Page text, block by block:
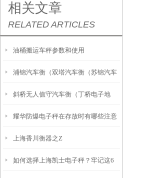
相关文章
RELATED ARTICLES
油桶搬运车秤参数和使用
浦锦汽车衡（双塔汽车衡（苏锦汽车
衡）娄门汽车衡）桃花坞汽车衡维修
斜桥无人值守汽车衡（丁桥电子地
磅）袁花电子汽车衡维修
耀华防爆电子秤在存放时有哪些注意
事项？
上海香川衡器之Z
如何选择上海凯士电子秤？牢记这6